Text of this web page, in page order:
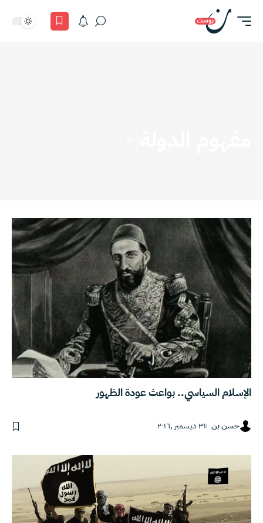
الإسلام السياسي.. بواعث عودة الظهور
حسن بن ٣١ ديسمبر ,٢٠١٦